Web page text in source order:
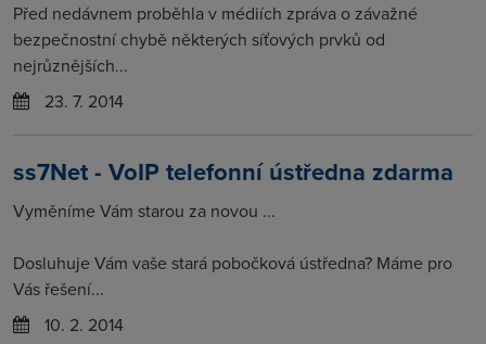
Před nedávnem proběhla v médiích zpráva o závažné
bezpečnostní chybě některých síťových prvků od
nejrůznějších...
23. 7. 2014
ss7Net - VoIP telefonní ústředna zdarma
Vyměníme Vám starou za novou ...
Dosluhuje Vám vaše stará pobočková ústředna? Máme pro
Vás řešení...
10. 2. 2014